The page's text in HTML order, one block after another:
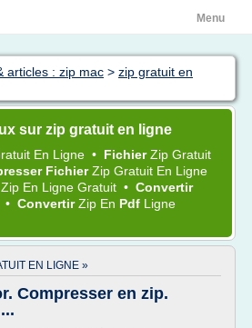
Menu
articles : zip mac > zip gratuit en
sur zip gratuit en ligne
En Ligne • FichierZip Gratuit
FichierZip Gratuit En Ligne
Zip En Ligne Gratuit • Convertir
• ConvertirZip En Pdf Ligne
EN LIGNE »
Compresser en zip.